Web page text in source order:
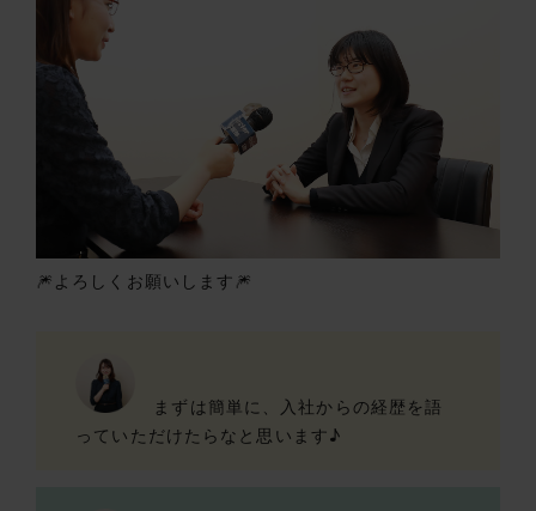
🎆よろしくお願いします🎆
まずは簡単に、入社からの経歴を語
っていただけたらなと思います♪